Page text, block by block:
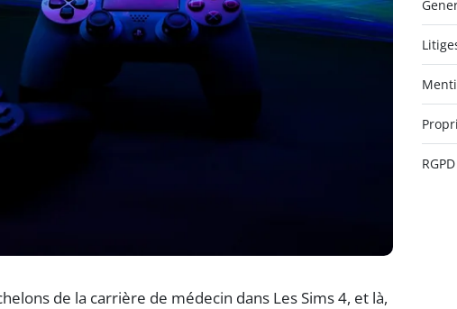
de la carrière de médecin dans Les Sims 4, et là,
RGPD